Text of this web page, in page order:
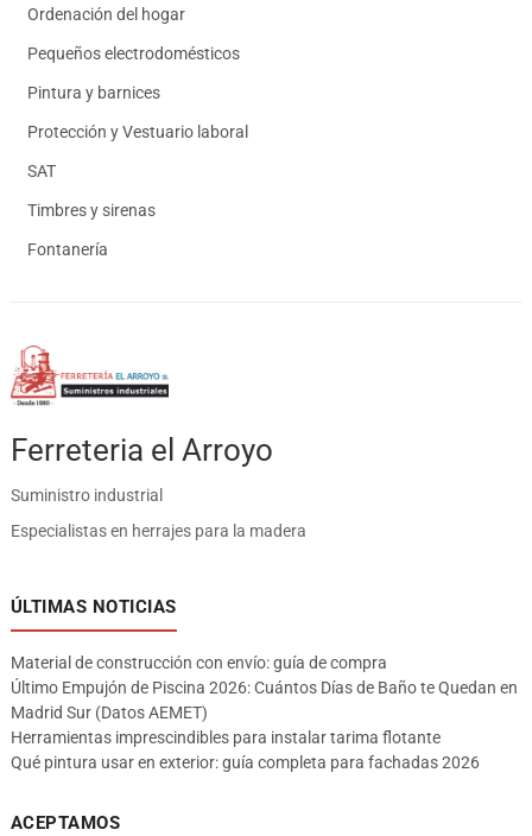
Ordenación del hogar
Pequeños electrodomésticos
Pintura y barnices
Protección y Vestuario laboral
SAT
Timbres y sirenas
Fontanería
Ferreteria el Arroyo
Suministro industrial
Especialistas en herrajes para la madera
ÚLTIMAS NOTICIAS
Material de construcción con envío: guía de compra
Último Empujón de Piscina 2026: Cuántos Días de Baño te Quedan en
Madrid Sur (Datos AEMET)
Herramientas imprescindibles para instalar tarima flotante
Qué pintura usar en exterior: guía completa para fachadas 2026
ACEPTAMOS